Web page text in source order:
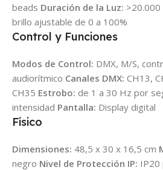
beads Duración de la Luz: >20.000
brillo ajustable de 0 a 100%
Control y Funciones
Modos de Control: DMX, M/S,
audiorítmico Canales DMX: CH13,
CH35 Estrobo: de 1 a 30 Hz por
intensidad Pantalla: Display digital
Físico
Dimensiones: 48,5 x 30 x 16,5 cm
negro Nivel de Protección IP: IP20